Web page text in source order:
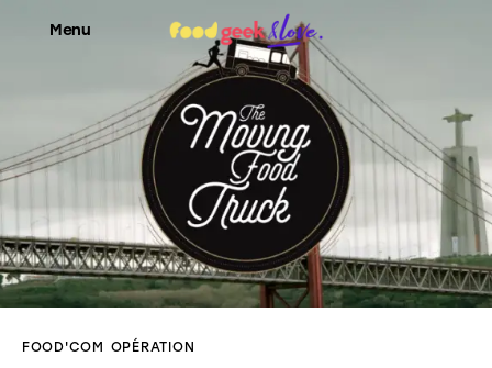
Menu
Food’News
Food’Com
Food’Art
FOOD'COM OPÉRATION